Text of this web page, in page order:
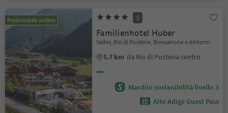
Prenotabile online S
Familienhotel Huber
Valles, Rio di Pusteria, Bressanone e dintorni
5.7 km da Rio di Pusteria centro
Marchio sostenibilità livello 3
Alto Adige Guest Pass